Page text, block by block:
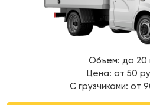
Объем: до 20
Цена: от 50
С грузчиками: от